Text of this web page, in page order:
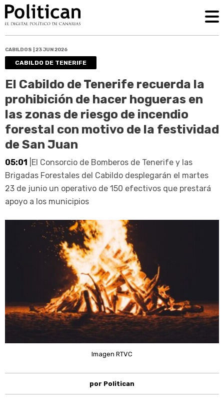
CABILDOS | 23 JUN 2026
CABILDO DE TENERIFE
El Cabildo de Tenerife recuerda la
prohibición de hacer hogueras en
las zonas de riesgo de incendio
forestal con motivo de la festividad
de San Juan
05:01 |El Consorcio de Bomberos de Tenerife y las
Brigadas Forestales del Cabildo desplegarán el martes
23 de junio un operativo de 150 efectivos que prestará
apoyo a los municipios
Imagen RTVC
por Politican